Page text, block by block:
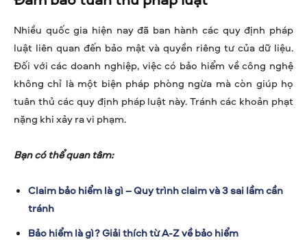
Nhiều quốc gia hiện nay đã ban hành các quy định pháp
luật liên quan đến bảo mật và quyền riêng tư của dữ liệu.
Đối với các doanh nghiệp, việc có bảo hiểm về công nghệ
không chỉ là một biện pháp phòng ngừa mà còn giúp họ
tuân thủ các quy định pháp luật này. Tránh các khoản phạt
nặng khi xảy ra vi phạm.
Bạn có thể quan tâm:
Claim bảo hiểm là gì – Quy trình claim và 3 sai lầm cần
tránh
Bảo hiểm là gì? Giải thích từ A-Z về bảo hiểm